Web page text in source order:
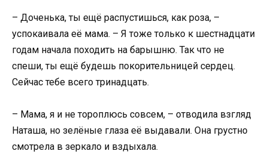
– Доченька, ты ещё распустишься, как роза, –
успокаивала её мама. – Я тоже только к шестнадцати
годам начала походить на барышню. Так что не
спеши, ты ещё будешь покорительницей сердец.
Сейчас тебе всего тринадцать.
– Мама, я и не тороплюсь совсем, – отводила взгляд
Наташа, но зелёные глаза её выдавали. Она грустно
смотрела в зеркало и вздыхала.